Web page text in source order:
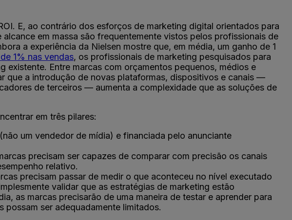
E, ao contrário dos esforços de marketing digital orientados para
em massa são frequentemente vistos pelos profissionais de
a experiência da Nielsen mostre que, em média, um ganho de 1
1% nas vendas, os profissionais de marketing pesquisados para
Entre marcas com orçamentos pequenos, médios e
que a introdução de novas plataformas, dispositivos e canais —
de terceiros — aumenta a complexidade que as soluções de
em três pilares:
um vendedor de mídia) e financiada pelo anunciante
precisam ser capazes de comparar com precisão os canais
relativo.
precisam passar de medir o que aconteceu no nível executado
validar que as estratégias de marketing estão
as marcas precisarão de uma maneira de testar e aprender para
possam ser adequadamente limitados.